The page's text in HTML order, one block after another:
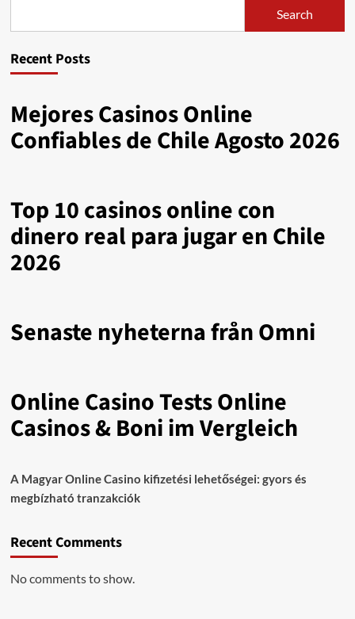
Search
Recent Posts
Mejores Casinos Online
Confiables de Chile Agosto 2026
Top 10 casinos online con
dinero real para jugar en Chile
2026
Senaste nyheterna från Omni
Online Casino Tests Online
Casinos & Boni im Vergleich
A Magyar Online Casino kifizetési lehetőségei: gyors és
megbízható tranzakciók
Recent Comments
No comments to show.